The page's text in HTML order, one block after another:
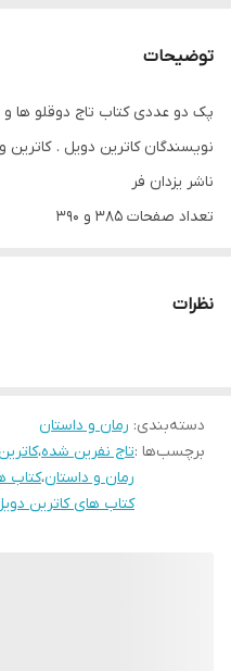
توضیحات
پک دو عددی کتاب تاج دوقلو ها و
نویسندگان کاترین دویل . کاترین
ناشر یزدان فر
تعداد صفحات 385 و 390
نظرات
دسته‌بندی: رمان و داستان
برچسب‌ها :تاج نفرین شده،
رمان و داستان،کتاب
کتاب های کاترین